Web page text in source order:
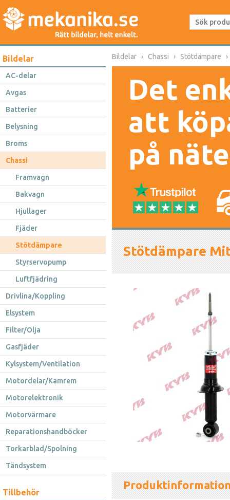
Bildelar
AC-delar
Avgas
Batterier
Belysning
Broms
Chassi
Framvagn
Bakvagn
Hjullager
Fjäder
Stötdämpare
Styrservopump
Luftfjädring
Drivlina/Koppling
Elsystem
Filter/Olja
Gasfjäder
Kylsystem/Ventilation
Motordelar/Kamrem
Motorelektronik
Motorvärmare
Reparationshandböcker
Torkarblad/Spolning
Tändsystem
Tillbehör
Bildelar Chassi Stötdämpare
Det
att
på
Stötdämpare